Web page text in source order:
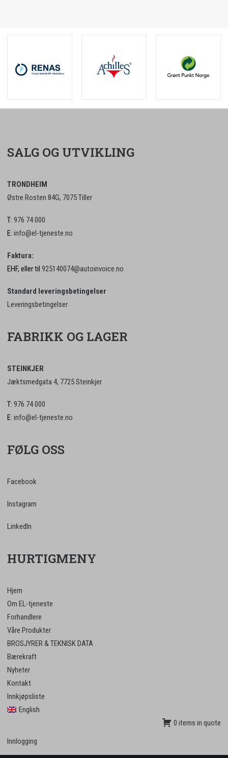
SALG OG UTVIKLING
TRONDHEIM
Østre Rosten 84G, 7075 Tiller
T: 976 74 000
E: info@el-tjeneste.no
Faktura:
EHF, eller til 925140074@autoinvoice.no
Standard leveringsbetingelser
Leveringsbetingelser
FABRIKK OG LAGER
STEINKJER
Jæktsmedgata 4, 7725 Steinkjer
T: 976 74 000
E: info@el-tjeneste.no
FØLG OSS
Facebook
Instagram
LinkedIn
HURTIGMENY
Hjem
Om EL-tjeneste
Forhandlere
Våre Produkter
BROSJYRER & TEKNISK DATA
Bærekraft
Nyheter
Kontakt
Innkjøpsliste
English
0 items in quote
Innlogging